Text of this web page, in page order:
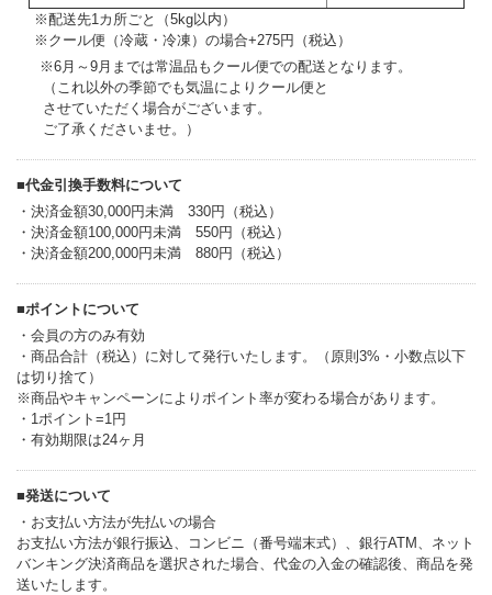
※配送先1カ所ごと（5kg以内）
※クール便（冷蔵・冷凍）の場合+275円（税込）
※6月～9月までは常温品もクール便での配送となります。
（これ以外の季節でも気温によりクール便と
させていただく場合がございます。
ご了承くださいませ。）
■代金引換手数料について
・決済金額30,000円未満 330円（税込）
・決済金額100,000円未満 550円（税込）
・決済金額200,000円未満 880円（税込）
■ポイントについて
・会員の方のみ有効
・商品合計（税込）に対して発行いたします。（原則3%・小数点以下
は切り捨て）
※商品やキャンペーンによりポイント率が変わる場合があります。
・1ポイント=1円
・有効期限は24ヶ月
■発送について
・お支払い方法が先払いの場合
お支払い方法が銀行振込、コンビニ（番号端末式）、銀行ATM、ネット
バンキング決済商品を選択された場合、代金の入金の確認後、商品を発
送いたします。